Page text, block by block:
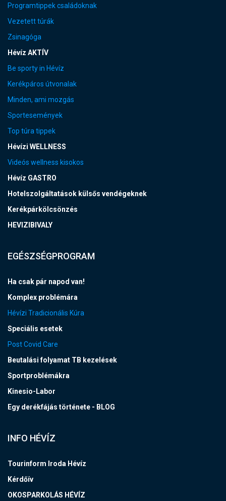
Programtippek családoknak
Vezetett túrák
Zsinagóga
Hévíz AKTÍV
Be sporty in Hévíz
Kerékpáros útvonalak
Minden, ami mozgás
Sportesemények
Top túra tippek
Hévízi WELLNESS
Videós wellness kisokos
Hévíz GASTRO
Hotelszolgáltatások külsős vendégeknek
Kerékpárkölcsönzés
HEVIZIBIVALY
EGÉSZSÉGPROGRAM
Ha csak pár napod van!
Komplex problémára
Hévízi Tradicionális Kúra
Speciális esetek
Post Covid Care
Beutalási folyamat TB kezelések
Sportproblémákra
Kinesio-Labor
Egy derékfájás története - BLOG
INFO HÉVÍZ
Tourinform Iroda Hévíz
Kérdőív
OKOSPARKOLÁS HÉVÍZ